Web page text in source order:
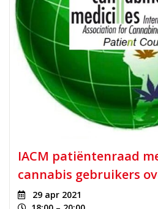
IACM patiëntenraad
cannabis gebruikers
29 apr 2021